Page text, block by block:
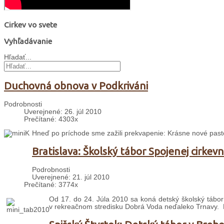
Cirkev vo svete
Vyhľadávanie
Hľadať...
Duchovná obnova v Podkriváni
Podrobnosti
Uverejnené: 26. júl 2010
Prečítané: 4303x
Hneď po príchode sme zažili prekvapenie: Krásne nové
Bratislava: Školský tábor Spojenej
Podrobnosti
Uverejnené: 21. júl 2010
Prečítané: 3774x
Od 17. do 24. Júla 2010 sa koná detský školský
v rekreačnom stredisku Dobrá Voda neďaleko